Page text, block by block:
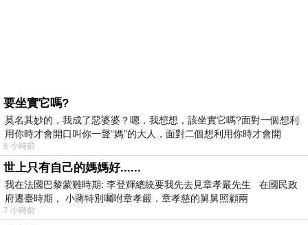
要坐實它嗎?
莫名其妙的，我成了惡婆婆？嗯，我想想，該坐實它嗎?面對一個想利
用你時才會開口叫你一聲“媽"的大人，面對二個想利用你時才會開
6 小時前
世上只有自己的媽媽好......
我在法國巴黎蒙難時期: 李登輝總統要我先去見章孝嚴先生 在國民政
府遷臺時期， 小蔣特別囑咐章孝嚴．章孝慈的舅舅照顧兩
7 小時前